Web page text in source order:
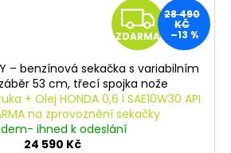
Z
D
A
R
ZDARMA
28 490
KČ
–13 %
– benzínová sekačka s variabilním
53 cm, třecí spojka nože
+ Olej HONDA 0,6 l SAE10W30 API
na zprovoznění sekačky
ihned k odeslání
24 590 Kč